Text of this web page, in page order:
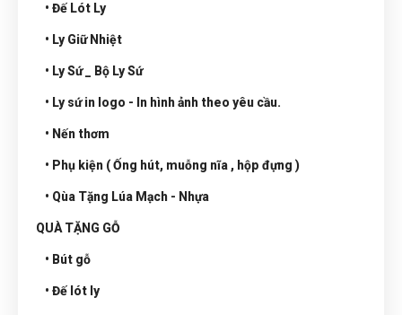
• Đế Lót Ly
• Ly Giữ Nhiệt
• Ly Sứ _ Bộ Ly Sứ
• Ly sứ in logo - In hình ảnh theo yêu cầu.
• Nến thơm
• Phụ kiện ( Ống hút, muỗng nĩa , hộp đựng )
• Qùa Tặng Lúa Mạch - Nhựa
QUÀ TẶNG GỖ
• Bút gỗ
• Đế lót ly